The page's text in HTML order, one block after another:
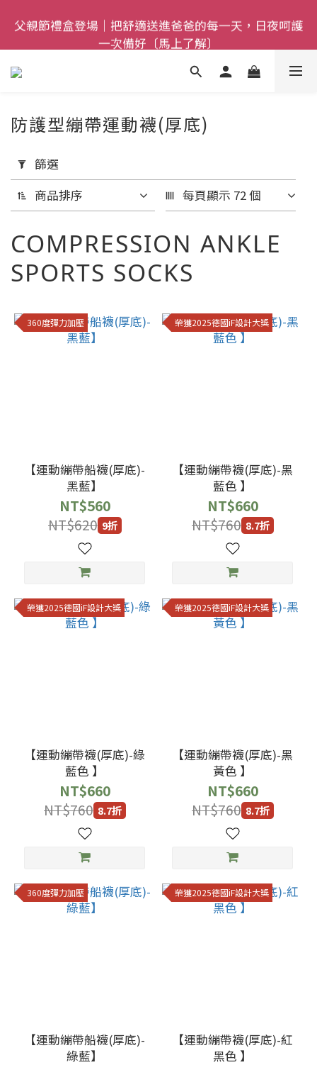
全館$800免運｜任搭８折起｜滿額再送新品-悠哉斑馬
襪〔立即了解〕
父親節禮盒登場｜把舒適送進爸爸的每一天，日夜呵護
一次備好〔馬上了解〕
全館$800免運｜任搭８折起｜滿額再送新品-悠哉斑馬
襪〔立即了解〕
用
篩
選
(0/20)
尺
寸
27
(7)
30
(2)
防護型繃帶運動襪(厚底)
篩選
商品排序
每頁顯示 72 個
COMPRESSION ANKLE
SPORTS SOCKS
360度彈力加壓
【運動繃帶船襪(厚底)-
黑藍】
NT$560
NT$620 9折
榮獲2025德國iF設計大獎
【運動繃帶襪(厚底)-黑
藍色 】
NT$660
NT$760 8.7折
榮獲2025德國iF設計大獎
【運動繃帶襪(厚底)-綠
藍色 】
NT$660
NT$760 8.7折
榮獲2025德國iF設計大獎
【運動繃帶襪(厚底)-黑
黃色 】
NT$660
NT$760 8.7折
360度彈力加壓
【運動繃帶船襪(厚底)-
綠藍】
榮獲2025德國iF設計大獎
【運動繃帶襪(厚底)-紅
黑色 】